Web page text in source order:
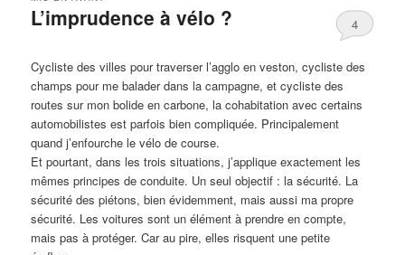
L’imprudence à vélo ? 4
Cycliste des villes pour traverser l’agglo en veston, cycliste des
champs pour me balader dans la campagne, et cycliste des
routes sur mon bolide en carbone, la cohabitation avec certains
automobilistes est parfois bien compliquée. Principalement
quand j’enfourche le vélo de course.
Et pourtant, dans les trois situations, j’applique exactement les
mêmes principes de conduite. Un seul objectif : la sécurité. La
sécurité des piétons, bien évidemment, mais aussi ma propre
sécurité. Les voitures sont un élément à prendre en compte,
mais pas à protéger. Car au pire, elles risquent une petite